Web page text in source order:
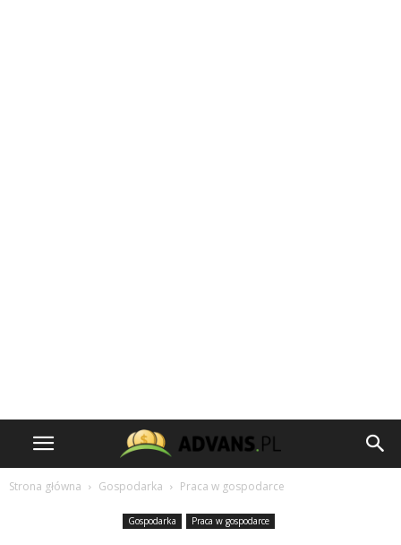
Strona główna Gospodarka Praca w gospodarce
Gospodarka Praca w gospodarce